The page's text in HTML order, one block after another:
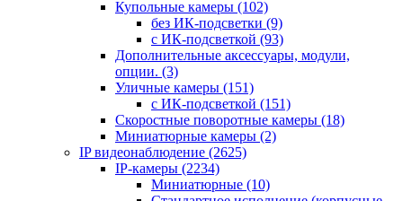
Купольные камеры (102)
без ИК-подсветки (9)
с ИК-подсветкой (93)
Дополнительные аксессуары, модули,
опции. (3)
Уличные камеры (151)
с ИК-подсветкой (151)
Скоростные поворотные камеры (18)
Миниатюрные камеры (2)
IP видеонаблюдение (2625)
IP-камеры (2234)
Миниатюрные (10)